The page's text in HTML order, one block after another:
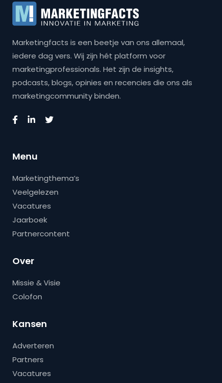
Marketingfacts is een beetje van ons allemaal,
iedere dag vers. Wij zijn hét platform voor
marketingprofessionals. Het zijn de insights,
podcasts, blogs, opinies en recencies die ons als
marketingcommunity binden.
Menu
Marketingthema’s
Veelgelezen
Vacatures
Jaarboek
Partnercontent
Over
Missie & Visie
Colofon
Kansen
Adverteren
Partners
Vacatures